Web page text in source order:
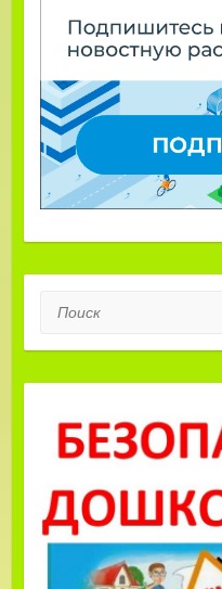
Поиск